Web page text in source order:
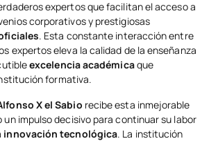
expertos que facilitan el acceso a
corporativos y prestigiosas
. Esta constante interacción entre
expertos eleva la calidad de la enseñanza
excelencia académicaque
formativa.
X el Sabio recibe esta inmejorable
impulso decisivo para continuar su labor
innovación tecnológica. La institución